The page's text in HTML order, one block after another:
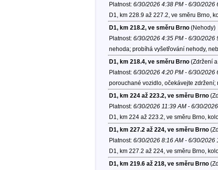
Platnost: 6/30/2026 4:38 PM - 6/30/2026
D1, km 228.9 až 227.2, ve směru Brno,
D1, km 218.2, ve směru Brno(Nehody)
Platnost: 6/30/2026 4:35 PM - 6/30/2026
nehoda; probíhá vyšetřování nehody,
D1, km 218.4, ve směru Brno(Zdržení
Platnost: 6/30/2026 4:20 PM - 6/30/2026
porouchané vozidlo, očekávejte
D1, km 224 až 223.2, ve směru Brno
Platnost: 6/30/2026 11:39 AM - 6/30/
D1, km 224 až 223.2, ve směru Brno,
D1, km 227.2 až 224, ve směru Brno
Platnost: 6/30/2026 8:16 AM - 6/30/2026
D1, km 227.2 až 224, ve směru Brno,
D1, km 219.6 až 218, ve směru Brno